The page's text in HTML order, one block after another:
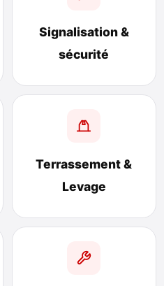
Signalisation &
sécurité
Terrassement &
Levage